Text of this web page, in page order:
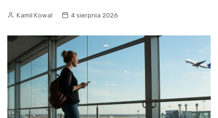
Kamil Kowal 4 sierpnia 2026